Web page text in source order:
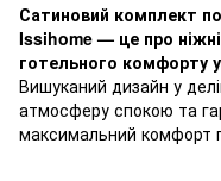
Сатиновий комплект
Issihome — це про
готельного комфорту у
Вишуканий дизайн у
атмосферу спокою та
максимальний комфорт